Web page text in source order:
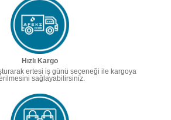
Hızlı Kargo
ertesi iş günü seçeneği ile kargoya
sağlayabilirsiniz.